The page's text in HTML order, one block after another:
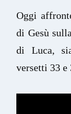
Oggi
di Gesù
di Luca,
versetti 33 e